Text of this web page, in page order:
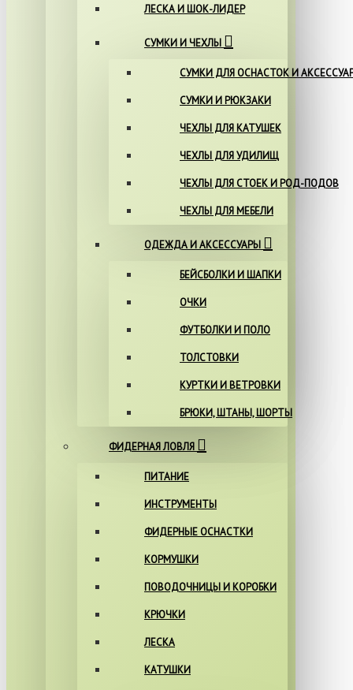
ЛЕСКА И ШОК-ЛИДЕР
СУМКИ И ЧЕХЛЫ
СУМКИ ДЛЯ ОСНАСТОК И
СУМКИ И РЮКЗАКИ
ЧЕХЛЫ ДЛЯ КАТУШЕК
ЧЕХЛЫ ДЛЯ УДИЛИЩ
ЧЕХЛЫ ДЛЯ СТОЕК И РОД-ПОДОВ
ЧЕХЛЫ ДЛЯ МЕБЕЛИ
ОДЕЖДА И АКСЕССУАРЫ
БЕЙСБОЛКИ И ШАПКИ
ОЧКИ
ФУТБОЛКИ И ПОЛО
ТОЛСТОВКИ
КУРТКИ И ВЕТРОВКИ
БРЮКИ, ШТАНЫ, ШОРТЫ
ФИДЕРНАЯ ЛОВЛЯ
ПИТАНИЕ
ИНСТРУМЕНТЫ
ФИДЕРНЫЕ ОСНАСТКИ
КОРМУШКИ
ПОВОДОЧНИЦЫ И КОРОБКИ
КРЮЧКИ
ЛЕСКА
КАТУШКИ